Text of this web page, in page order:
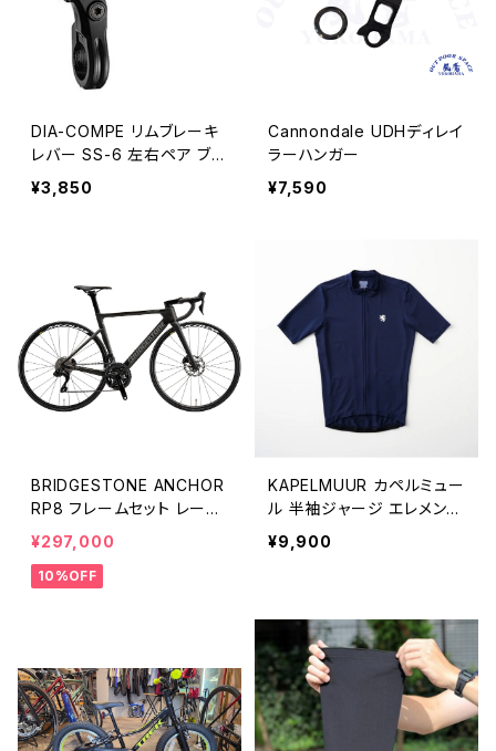
DIA-COMPE リムブレーキ
レバー SS-6 左右ペア ブラ
ック/ シルバー
¥3,850
Cannondale UDHディレイ
ラーハンガー
¥7,590
BRIDGESTONE ANCHOR
RP8 フレームセット レーシ
ングブラック 49cm
¥297,000
10%OFF
KAPELMUUR カペルミュー
ル 半袖ジャージ エレメント
ライト半袖ジャージ ネイビ
ー LIHS1054
¥9,900